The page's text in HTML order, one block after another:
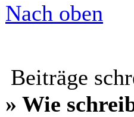
Nach oben
Beiträge
» Wie